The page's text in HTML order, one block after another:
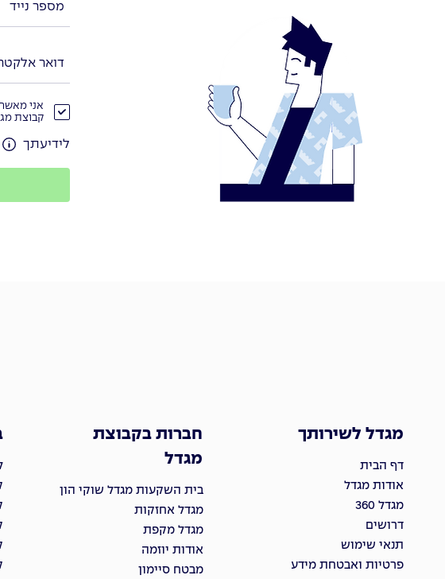
אני
קבוצת
לידיעתך
מגדל לשירותך
דף הבית
אודות מגדל
מגדל 360
דרושים
תנאי שימוש
פרטיות ואבטחת מידע
חברות בקבוצת
מגדל
בית השקעות מגדל שוקי הון
מגדל אחזקות
מגדל מקפת
אודות יוזמה
מבטח סיימון